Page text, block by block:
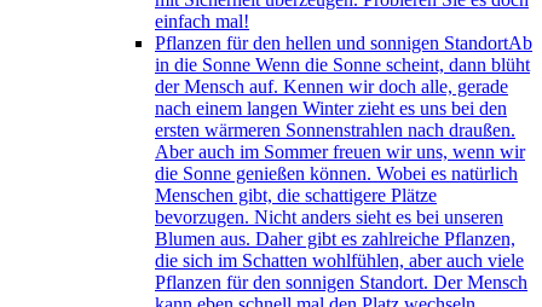
einfach mal!
Pflanzen für den hellen und sonnigen StandortAb
in die Sonne Wenn die Sonne scheint, dann blüht
der Mensch auf. Kennen wir doch alle, gerade
nach einem langen Winter zieht es uns bei den
ersten wärmeren Sonnenstrahlen nach draußen.
Aber auch im Sommer freuen wir uns, wenn wir
die Sonne genießen können. Wobei es natürlich
Menschen gibt, die schattigere Plätze
bevorzugen. Nicht anders sieht es bei unseren
Blumen aus. Daher gibt es zahlreiche Pflanzen,
die sich im Schatten wohlfühlen, aber auch viele
Pflanzen für den sonnigen Standort. Der Mensch